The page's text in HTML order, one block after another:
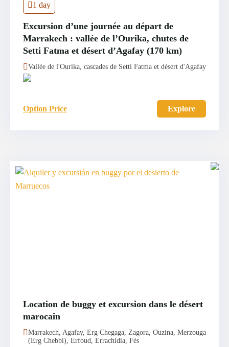
1 day
Excursion d’une journée au départ de
Marrakech : vallée de l’Ourika, chutes de
Setti Fatma et désert d’Agafay (170 km)
Vallée de l'Ourika, cascades de Setti Fatma et désert d'Agafay
Option Price Explore
Location de buggy et excursion dans le désert
marocain
Marrakech, Agafay, Erg Chegaga, Zagora, Ouzina, Merzouga
(Erg Chebbi), Erfoud, Errachidia, Fès